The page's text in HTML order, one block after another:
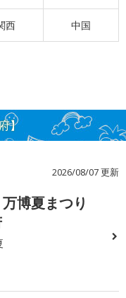
西 中国
】
2026/08/07 更新
博夏まつり